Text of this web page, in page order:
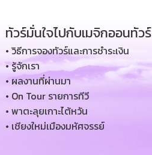
ทัวร์มั่นใจไปกับเมจิกออนทัวร์
• วิธีการจองทัวร์และการชำระเงิน
• รู้จักเรา
• ผลงานที่ผ่านมา
• On Tour รายการทีวี
• พาตะลุยเกาะไต้หวัน
• เชียงใหม่เมืองมหัศจรรย์